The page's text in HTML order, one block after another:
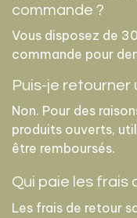
commande ?
Vous disposez de
commande pour
Puis-je retourner
Non. Pour des
produits ouverts,
être remboursés.
Qui paie les frais
Les frais de retour